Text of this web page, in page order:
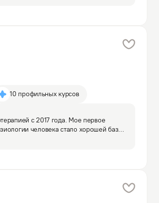
10 профильных курсов
с 2017 года. Мое первое
человека стало хорошей базой
человека, а также ее связи с телом.